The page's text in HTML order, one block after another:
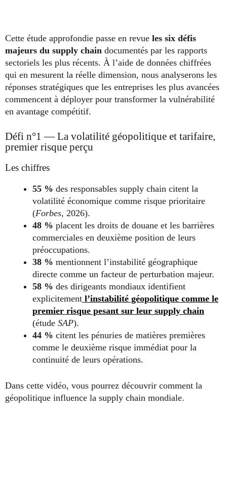
Cette étude approfondie passe en revue les six défis
majeurs du supply chain documentés par les rapports
sectoriels les plus récents. À l’aide de données chiffrées
qui en mesurent la réelle dimension, nous analyserons les
réponses stratégiques que les entreprises les plus avancées
commencent à déployer pour transformer la vulnérabilité
en avantage compétitif.
Défi n°1 — La volatilité géopolitique et tarifaire,
premier risque perçu
Les chiffres
55 % des responsables supply chain citent la
volatilité économique comme risque prioritaire
(Forbes, 2026).
48 % placent les droits de douane et les barrières
commerciales en deuxième position de leurs
préoccupations.
38 % mentionnent l’instabilité géographique
directe comme un facteur de perturbation majeur.
58 % des dirigeants mondiaux identifient
explicitement l’instabilité géopolitique comme le
premier risque pesant sur leur supply chain
(étude SAP).
44 % citent les pénuries de matières premières
comme le deuxième risque immédiat pour la
continuité de leurs opérations.
Dans cette vidéo, vous pourrez découvrir comment la
géopolitique influence la supply chain mondiale.